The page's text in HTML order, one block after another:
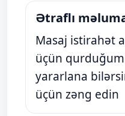
Ətraflı
Masaj istirahət
üçün
yararlana
üçün zəng edin